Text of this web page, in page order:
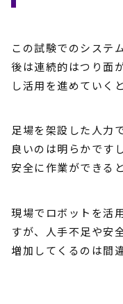
この試験でのシステ
後は連続的はつり面
し活用を進めていく
足場を架設した人力
良いのは明らかです
安全に作業ができる
現場でロボットを活
すが、人手不足や安
増加してくるのは間